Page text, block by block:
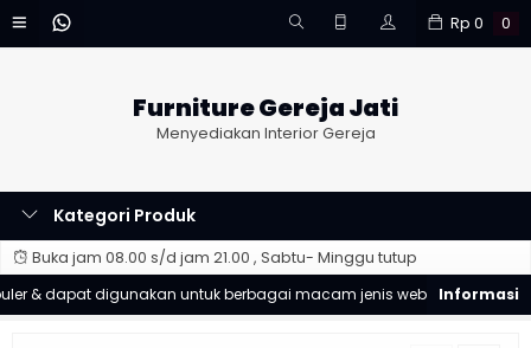
Rp 0 0
Furniture Gereja Jati
Menyediakan Interior Gereja
Kategori Produk
Buka jam 08.00 s/d jam 21.00 , Sabtu- Minggu tutup
& dapat digunakan untuk berbagai macam jenis website